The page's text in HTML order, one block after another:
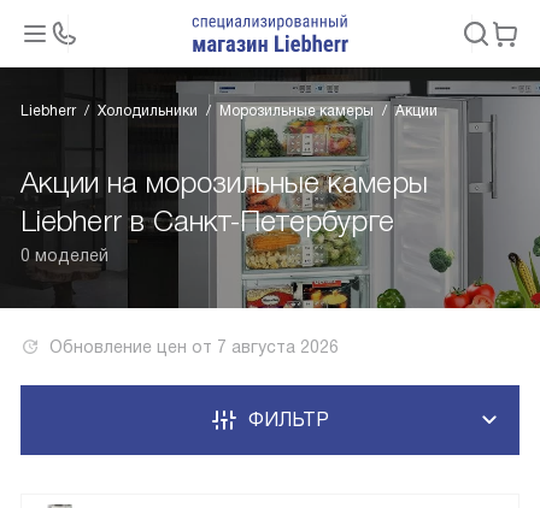
Liebherr Холодильники Морозильные камеры Акции
Акции на морозильные камеры
Liebherr в Санкт-Петербурге
0 моделей
Обновление цен от 7 августа 2026
ФИЛЬТР